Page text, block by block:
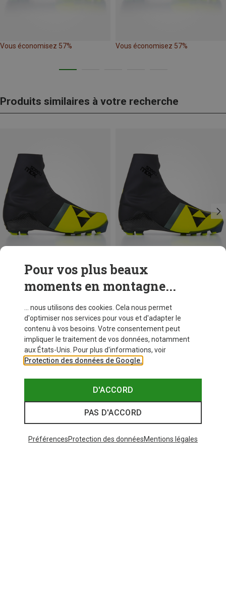
Vous économisez 57% Vous économisez 57%
Produits similaires à votre recherche
Vous économisez 57% Vous économisez 57%
Pour vos plus beaux
moments en montagne...
... nous utilisons des cookies. Cela nous permet
d'optimiser nos services pour vous et d'adapter le
contenu à vos besoins. Votre consentement peut
impliquer le traitement de vos données, notamment
aux États-Unis. Pour plus d'informations, voir
Protection des données de Google.
D'ACCORD
PAS D'ACCORD
PréférencesProtection des donnéesMentions légales